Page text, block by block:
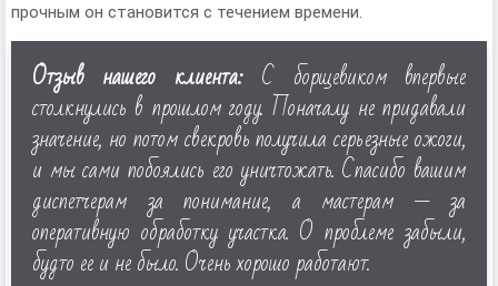
прочным он становится с течением времени.
Отзыв нашего клиента:С борщевиком впервые
столкнулись в прошлом году. Поначалу не придавали
значение, но потом свекровь получила серьезные ожоги,
и мы сами побоялись его уничтожать. Спасибо вашим
диспетчерам за понимание, а мастерам — за
оперативную обработку участка. О проблеме забыли,
будто ее и не было. Очень хорошо работают.